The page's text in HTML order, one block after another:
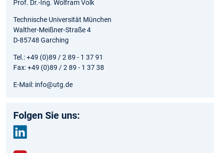
Prof. Dr.-Ing. Wolfram Volk
Technische Universität München
Walther-Meißner-Straße 4
D-85748 Garching
Tel.: +49 (0)89 / 2 89 - 1 37 91
Fax: +49 (0)89 / 2 89 - 1 37 38
E-Mail: info@utg.de
Folgen Sie uns: